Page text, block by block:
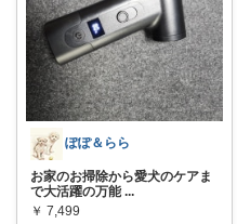
ぽぽ＆らら
お家のお掃除から愛犬のケアま
で大活躍の万能 ...
￥ 7,499